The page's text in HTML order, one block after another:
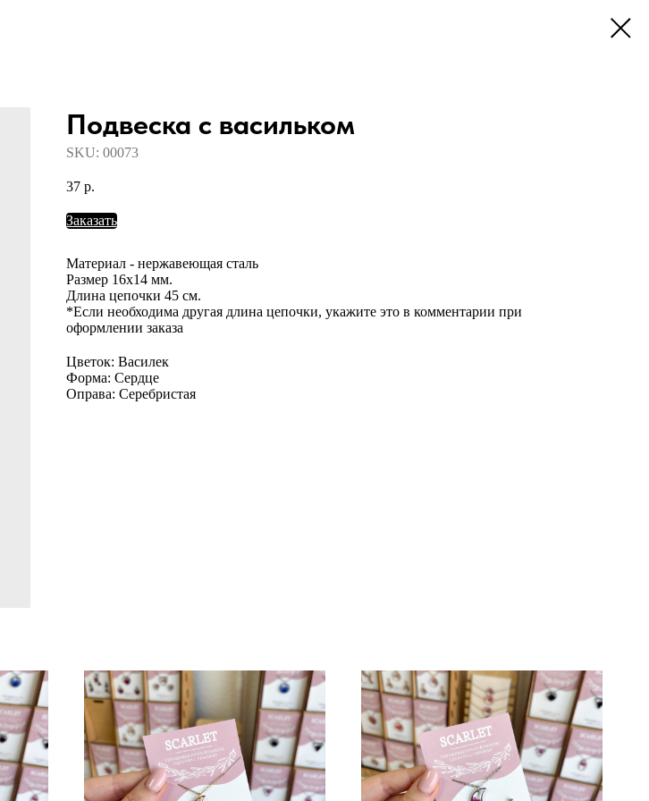
Подвеска с васильком
SKU: 00073
37 р.
Заказать
Материал - нержавеющая сталь
Размер 16х14 мм.
Длина цепочки 45 см.
*Если необходима другая длина цепочки, укажите это в комментарии при
оформлении заказа
Цветок: Василек
Форма: Сердце
Оправа: Серебристая